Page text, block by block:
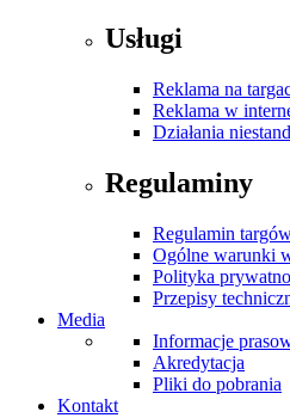
Usługi
Reklama na
Reklama w
Działania
Regulaminy
Regulamin
Ogólne warunki
Polityka
Przepisy
Media
Informacje
Akredytacja
Pliki do pobrania
Kontakt